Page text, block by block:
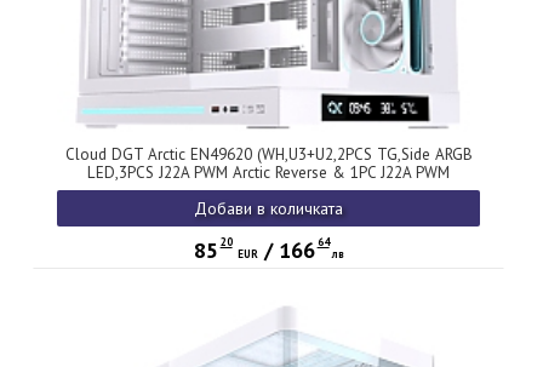
Cloud DGT Arctic EN49620 (WH,U3+U2,2PCS TG,Side ARGB
LED,3PCS J22A PWM Arctic Reverse & 1PC J22A PWM
Arctic,ARGB PCB,Digital LCD)
Добави в количката
85 20
EUR/ 166 64
лв